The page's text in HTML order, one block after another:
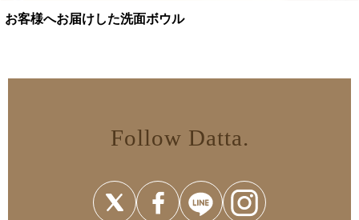
お客様へお届けした洗面ボウル
Follow Datta.